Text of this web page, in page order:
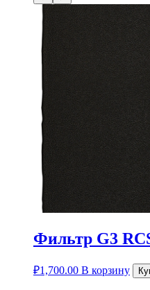
Фильтр G3
₽1,700.00 В корзину